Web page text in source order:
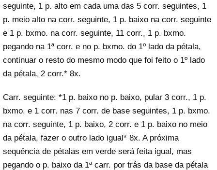
seguinte, 1 p. alto em cada uma das 5 corr. seguintes, 1
p. meio alto na corr. seguinte, 1 p. baixo na corr. seguinte
e 1 p. bxmo. na corr. seguinte, 11 corr., 1 p. bxmo.
pegando na 1ª corr. e no p. bxmo. do 1º lado da pétala,
continuar o resto do mesmo modo que foi feito o 1º lado
da pétala, 2 corr.* 8x.
Carr. seguinte: *1 p. baixo no p. baixo, pular 3 corr., 1 p.
bxmo. e 1 corr. nas 7 corr. de base seguintes, 1 p. bxmo.
na corr. seguinte, 1 p. baixo, 2 corr. e 1 p. baixo no meio
da pétala, fazer o outro lado igual* 8x. A próxima
sequência de pétalas em verde será feita igual, mas
pegando o p. baixo da 1ª carr. por trás da base da pétala